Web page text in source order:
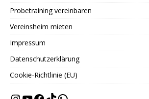
Probetraining vereinbaren
Vereinsheim mieten
Impressum
Datenschutzerklärung
Cookie-Richtlinie (EU)